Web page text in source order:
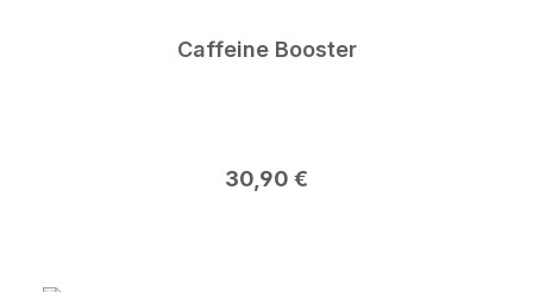
Caffeine Booster
Regulärer Preis:
30,90 €